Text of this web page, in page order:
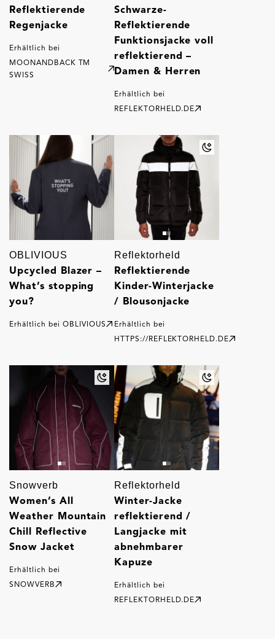
Reflektierende
Regenjacke
Erhältlich bei
MOONANDBACK TM
SWISS
Schwarze-
Reflektierende
Funktionsjacke voll
reflektierend –
Damen & Herren
Erhältlich bei
REFLEKTORHELD.DE
OBLIVIOUS
Upcycled Blazer –
What’s stopping
you?
Erhältlich bei OBLIVIOUS
Reflektorheld
Reflektierende
Kinder-Winterjacke
/ Blousonjacke
Erhältlich bei
HTTPS://REFLEKTORHELD.DE
Snowverb
Women’s All
Weather Mountain
Chill Reflective
Snow Jacket
Erhältlich bei
SNOWVERB
Reflektorheld
Winter-Jacke
reflektierend /
Langjacke mit
abnehmbarer
Kapuze
Erhältlich bei
REFLEKTORHELD.DE